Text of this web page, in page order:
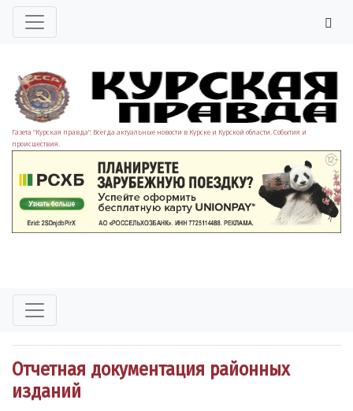
Газета "Курская правда". Всегда актуальные новости в Курске и Курской области. События и
происшествия.
Отчетная документация районных
изданий